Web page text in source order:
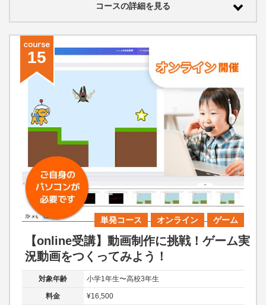
コースの詳細を見る
15
単発コース オンライン ゲーム
【online受講】動画制作に挑戦！ゲーム実
況動画をつくってみよう！
対象年齢 小学1年生〜高校3年生
料金 ¥16,500